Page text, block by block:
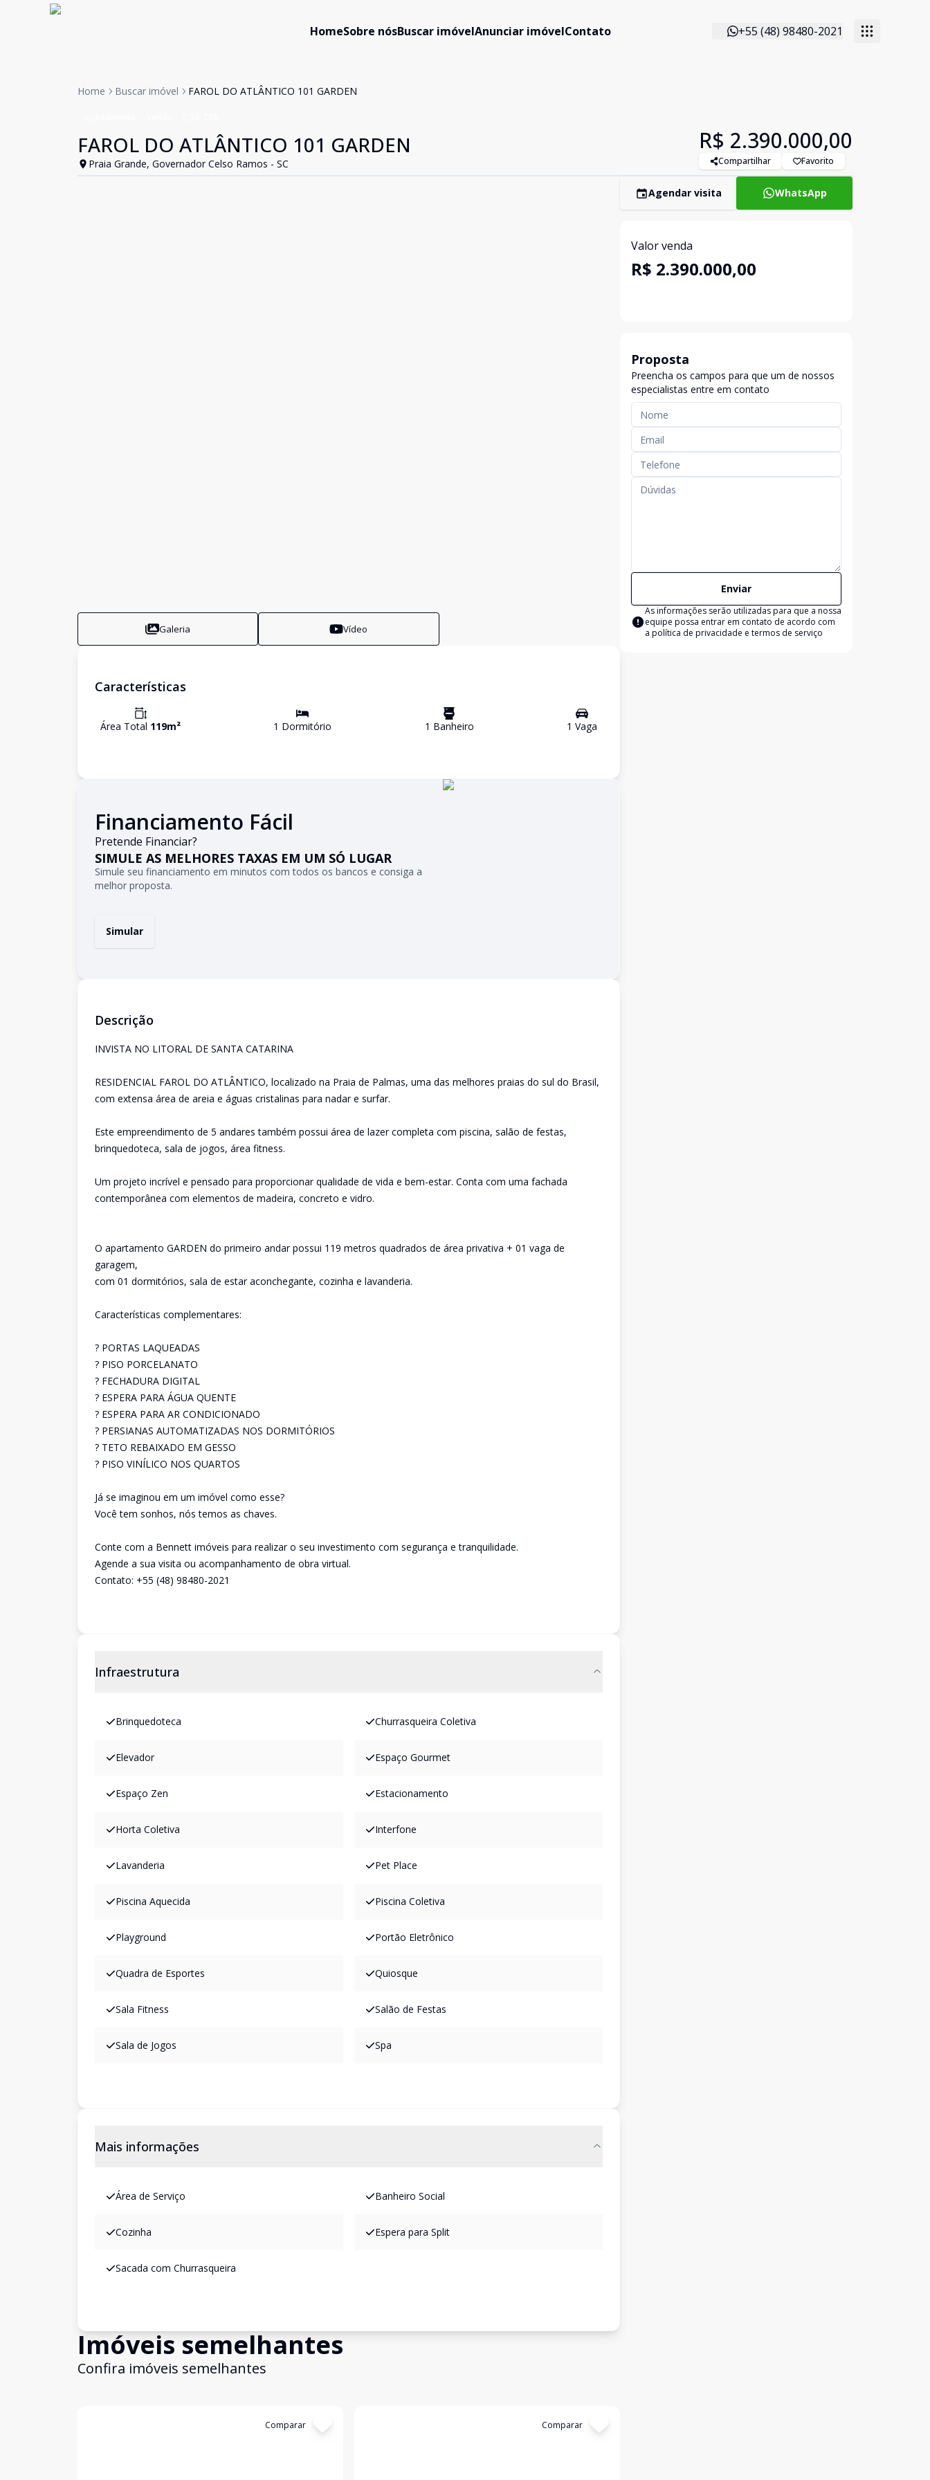
HomeSobre nósBuscar imóvelAnunciar imóvelContato +55 (48) 98480-2021
Home Buscar imóvel FAROL DO ATLÂNTICO 101 GARDEN
FAROL DO ATLÂNTICO 101 GARDEN
Praia Grande, Governador Celso Ramos - SC
R$ 2.390.000,00
Compartilhar Favorito
Galeria Vídeo
Características
Área Total 119m² 1 Dormitório 1 Banheiro 1 Vaga
Financiamento Fácil
Pretende Financiar?
SIMULE AS MELHORES TAXAS EM UM SÓ LUGAR
Simule seu financiamento em minutos com todos os bancos e consiga a
melhor proposta.
Simular
Descrição
INVISTA NO LITORAL DE SANTA CATARINA
RESIDENCIAL FAROL DO ATLÂNTICO, localizado na Praia de Palmas, uma das melhores praias do sul do Brasil,
com extensa área de areia e águas cristalinas para nadar e surfar.
Este empreendimento de 5 andares também possui área de lazer completa com piscina, salão de festas,
brinquedoteca, sala de jogos, área fitness.
Um projeto incrível e pensado para proporcionar qualidade de vida e bem-estar. Conta com uma fachada
contemporânea com elementos de madeira, concreto e vidro.
O apartamento GARDEN do primeiro andar possui 119 metros quadrados de área privativa + 01 vaga de
garagem,
com 01 dormitórios, sala de estar aconchegante, cozinha e lavanderia.
Características complementares:
? PORTAS LAQUEADAS
? PISO PORCELANATO
? FECHADURA DIGITAL
? ESPERA PARA ÁGUA QUENTE
? ESPERA PARA AR CONDICIONADO
? PERSIANAS AUTOMATIZADAS NOS DORMITÓRIOS
? TETO REBAIXADO EM GESSO
? PISO VINÍLICO NOS QUARTOS
Já se imaginou em um imóvel como esse?
Você tem sonhos, nós temos as chaves.
Conte com a Bennett imóveis para realizar o seu investimento com segurança e tranquilidade.
Agende a sua visita ou acompanhamento de obra virtual.
Contato: +55 (48) 98480-2021
Infraestrutura
Brinquedoteca Churrasqueira Coletiva
Elevador Espaço Gourmet
Espaço Zen Estacionamento
Horta Coletiva Interfone
Lavanderia Pet Place
Piscina Aquecida Piscina Coletiva
Playground Portão Eletrônico
Quadra de Esportes Quiosque
Sala Fitness Salão de Festas
Sala de Jogos Spa
Mais informações
Área de Serviço Banheiro Social
Cozinha Espera para Split
Sacada com Churrasqueira
Imóveis semelhantes
Confira imóveis semelhantes
Comparar Comparar
Agendar visita WhatsApp
Valor venda
R$ 2.390.000,00
Proposta
Preencha os campos para que um de nossos
especialistas entre em contato
Enviar
As informações serão utilizadas para que a nossa
equipe possa entrar em contato de acordo com
a política de privacidade e termos de serviço